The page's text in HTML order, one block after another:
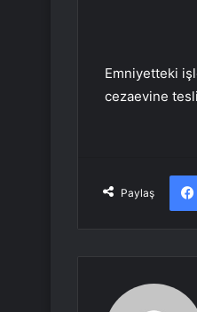
Emniyetteki
cezaevine
Paylaş